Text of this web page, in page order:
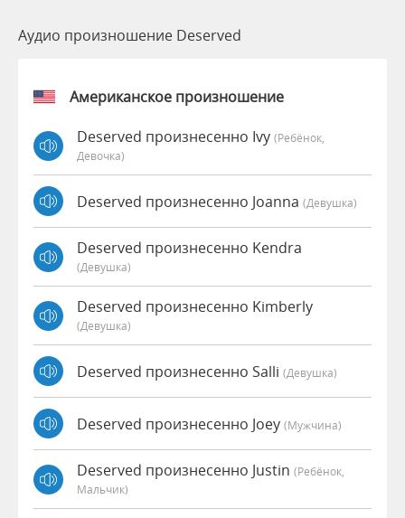
Аудио произношение Deserved
Американское произношение
Deserved произнесенно Ivy (Ребёнок,
Девочка)
Deserved произнесенно Joanna (девушка)
Deserved произнесенно Kendra
(девушка)
Deserved произнесенно Kimberly
(девушка)
Deserved произнесенно Salli (девушка)
Deserved произнесенно Joey (мужчина)
Deserved произнесенно Justin (Ребёнок,
Мальчик)